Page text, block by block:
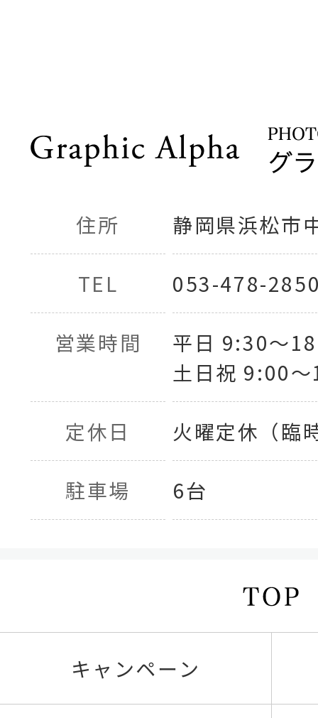
住所 静岡県浜松市
TEL 053-478-
営業時間
平日 9:30〜
土日祝 9:00
定休日 火曜定休（臨
駐車場 6台
キャンペーン